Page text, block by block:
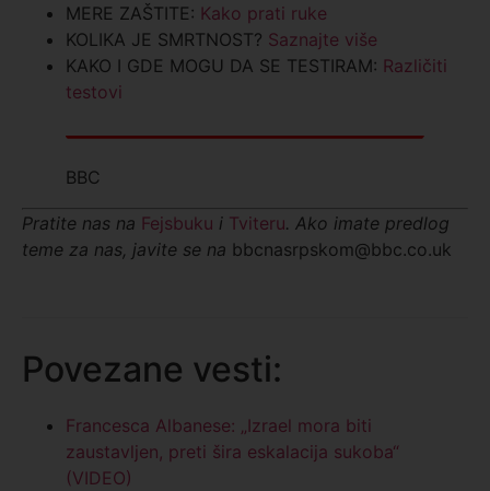
MERE ZAŠTITE: Kako prati ruke
KOLIKA JE SMRTNOST? Saznajte više
KAKO I GDE MOGU DA SE TESTIRAM: Različiti
testovi
BBC
Pratite nas na Fejsbuku i Tviteru. Ako imate predlog
teme za nas, javite se na bbcnasrpskom@bbc.co.uk
Povezane vesti:
Francesca Albanese: „Izrael mora biti
zaustavljen, preti šira eskalacija sukoba“
(VIDEO)